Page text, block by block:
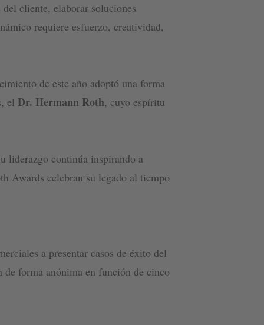
cliente, elaborar soluciones
requiere esfuerzo, creatividad,
de este año adoptó una forma
el Dr. Hermann Roth, cuyo espíritu
liderazgo continúa inspirando a
Awards celebran su legado al tiempo
a presentar casos de éxito del
de forma anónima en función de cinco